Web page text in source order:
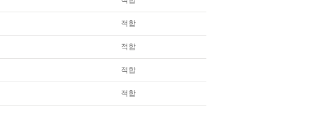
적합
적합
적합
적합